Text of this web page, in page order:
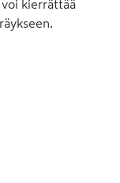
voi kierrättää